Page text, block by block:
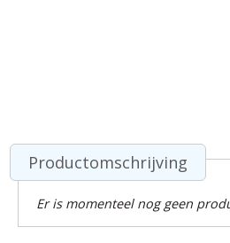
Productomschrijving
Er is momenteel nog geen